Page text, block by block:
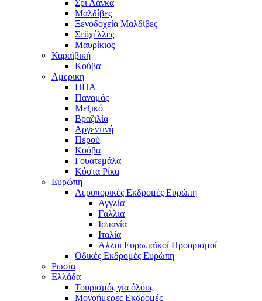
Σρι Λάνκα
Μαλδίβες
Ξενοδοχεία Μαλδίβες
Σεϋχέλλες
Μαυρίκιος
Καραϊβική
Κούβα
Αμερική
ΗΠΑ
Παναμάς
Μεξικό
Βραζιλία
Αργεντινή
Περού
Κούβα
Γουατεμάλα
Κόστα Ρίκα
Ευρώπη
Αεροπορικές Εκδρομές Ευρώπη
Αγγλία
Γαλλία
Ισπανία
Ιταλία
Άλλοι Ευρωπαϊκοί Προορισμοί
Οδικές Εκδρομές Ευρώπη
Ρωσία
Ελλάδα
Τουρισμός για όλους
Mονοήμερες Εκδρομές